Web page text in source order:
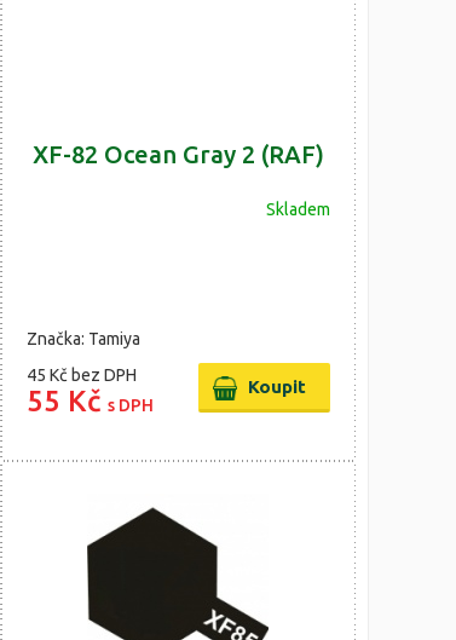
XF-82 Ocean Gray 2 (RAF)
Skladem
Značka: Tamiya
45 Kč bez DPH
55 Kč s DPH